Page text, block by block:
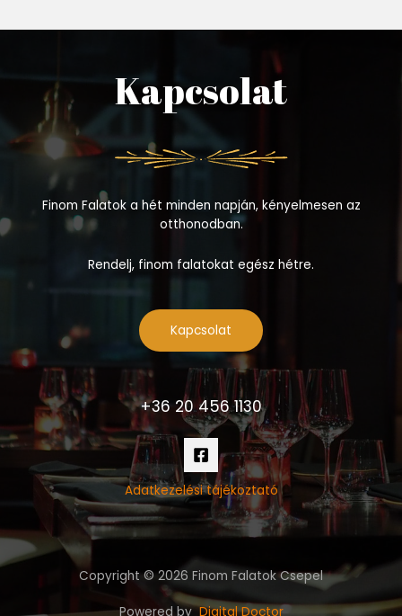
Kapcsolat
Finom Falatok a hét minden napján, kényelmesen az
otthonodban.
Rendelj, finom falatokat egész hétre.
Kapcsolat
+36 20 456 1130
Adatkezelési tájékoztató
Copyright © 2026 Finom Falatok Csepel
Powered byDigital Doctor